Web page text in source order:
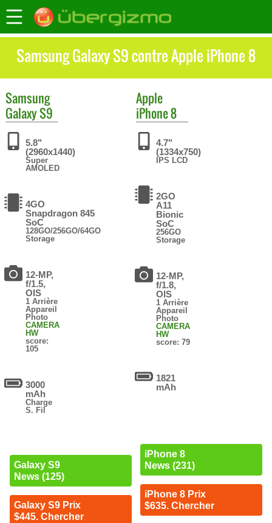
Samsung Galaxy S9 contre Apple iPhone 8
Samsung
Galaxy S9
5.8"
(2960x1440)
Super
AMOLED
4GO
Snapdragon 845
SoC
128GO/256GO/64GO
Storage
12-MP,
f/1.5,
OIS
1 Arrière
Appareil
Photo
CAMERA
HW
score:
105
3000
mAh
Charge
S. Fil
Galaxy S9
News (125)
Galaxy S9 Prix
$445. Chercher
Apple
iPhone 8
4.7"
(1334x750)
IPS LCD
2GO
A11
Bionic
SoC
256GO
Storage
12-MP,
f/1.8,
OIS
1 Arrière
Appareil
Photo
CAMERA
HW
score: 79
1821
mAh
iPhone 8
News (231)
iPhone 8 Prix
$635. Chercher